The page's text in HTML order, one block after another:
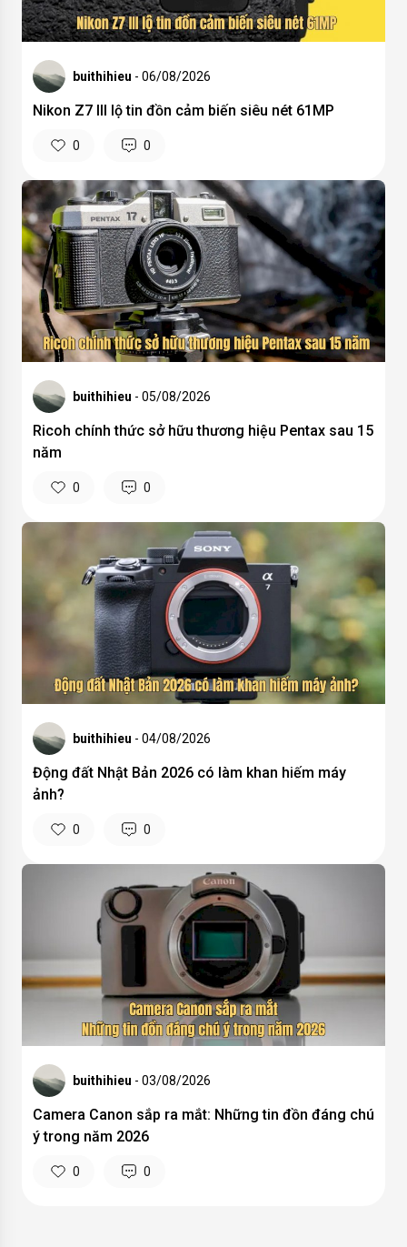
buithihieu - 06/08/2026
Nikon Z7 III lộ tin đồn cảm biến siêu nét 61MP
0 0
buithihieu - 05/08/2026
Ricoh chính thức sở hữu thương hiệu Pentax sau 15
năm
0 0
buithihieu - 04/08/2026
Động đất Nhật Bản 2026 có làm khan hiếm máy
ảnh?
0 0
buithihieu - 03/08/2026
Camera Canon sắp ra mắt: Những tin đồn đáng chú
ý trong năm 2026
0 0